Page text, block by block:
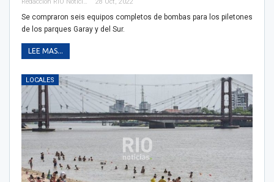
Redacción RIO Noticias 28 Oct, 2022
Se compraron seis equipos completos de bombas para los piletones
de los parques Garay y del Sur.
LEE MAS...
LOCALES